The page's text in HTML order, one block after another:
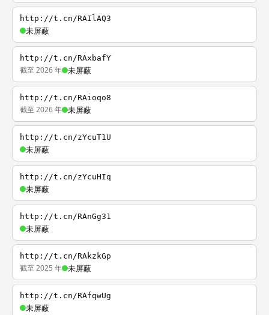
http://t.cn/RAIlAQ3
未屏蔽
http://t.cn/RAxbafY
截至 2026 年 未屏蔽
http://t.cn/RAioqo8
截至 2026 年 未屏蔽
http://t.cn/zYcuT1U
未屏蔽
http://t.cn/zYcuHIq
未屏蔽
http://t.cn/RAnGg31
未屏蔽
http://t.cn/RAkzkGp
截至 2025 年 未屏蔽
http://t.cn/RAfqwUg
未屏蔽